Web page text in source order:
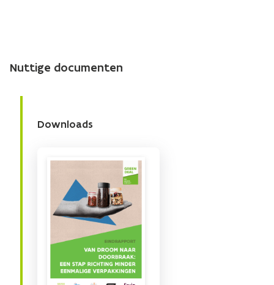
Nuttige documenten
Downloads